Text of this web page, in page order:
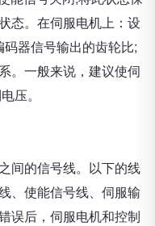
态。在伺服电机上：设
器信号输出的齿轮比;
。一般来说，建议使伺
压。
间的信号线。以下的线
、使能信号线、伺服输
误后，伺服电机和控制